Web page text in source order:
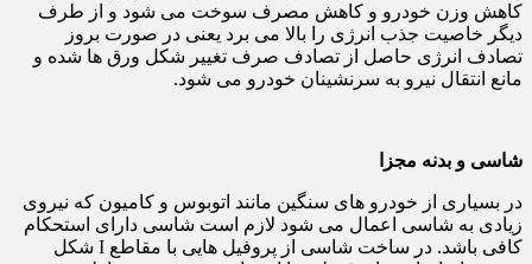
کاهش وزن خودرو و کاهش مصرف سوخت می شود و از طرف
دیگر خاصیت جذب انرژی را بالا می برد یعنی در صورت بروز
تصادف انرژی حاصل از تصادف صرف تغییر شکل ورق ها شده و
مانع انتقال نیرو به سرنشینان خودرو می شود.
شاسی و بدنه مجزا
در بسیاری از خودرو های سنگین مانند اتوبوس و کامیون که نیروی
زیادی به شاسی اعمال می شود لازم است شاسی دارای استحکام
کافی باشد. در ساخت شاسی از پروفیل هایی با مقاطع I شکل